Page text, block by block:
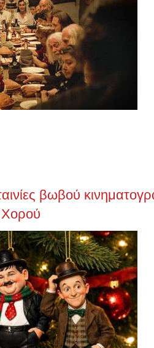
βωβού